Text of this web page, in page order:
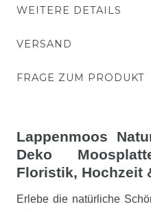
WEITERE DETAILS
VERSAND
FRAGE ZUM PRODUKT
Lappenmoos
Deko
Floristik, Hochzeit
Erlebe die natürliche